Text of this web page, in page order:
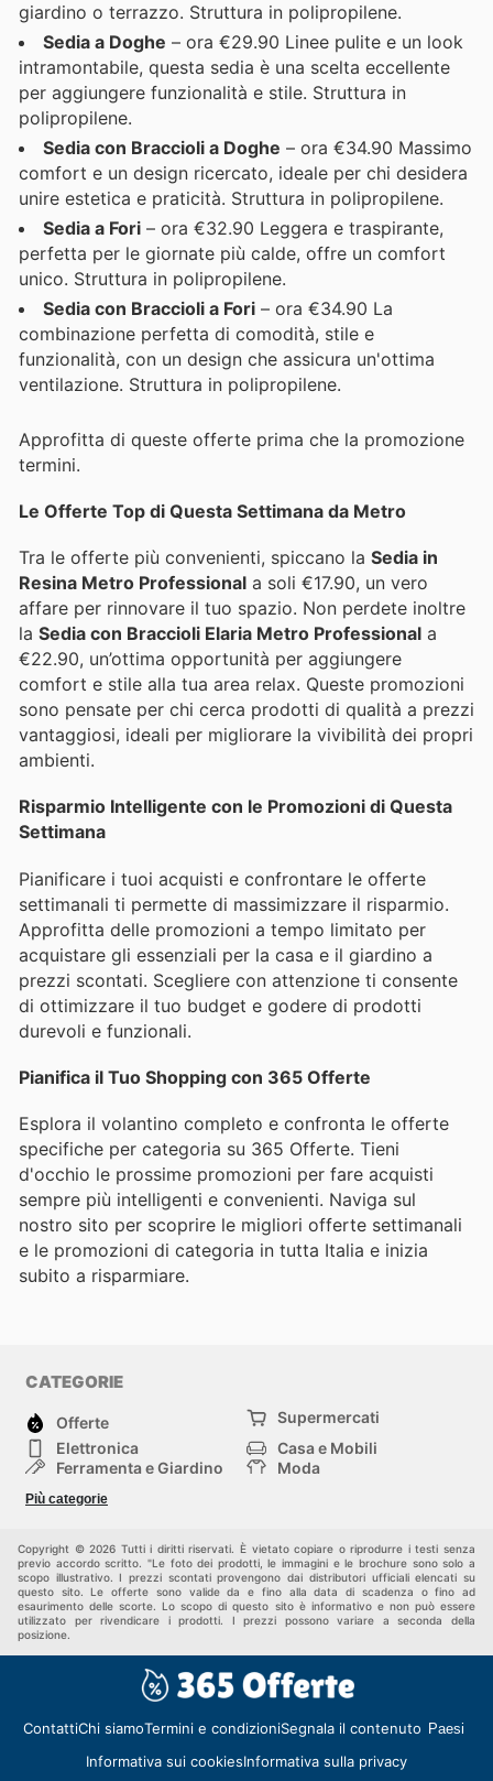
giardino o terrazzo. Struttura in polipropilene.
Sedia a Doghe – ora €29.90 Linee pulite e un look
intramontabile, questa sedia è una scelta eccellente
per aggiungere funzionalità e stile. Struttura in
polipropilene.
Sedia con Braccioli a Doghe – ora €34.90 Massimo
comfort e un design ricercato, ideale per chi desidera
unire estetica e praticità. Struttura in polipropilene.
Sedia a Fori – ora €32.90 Leggera e traspirante,
perfetta per le giornate più calde, offre un comfort
unico. Struttura in polipropilene.
Sedia con Braccioli a Fori – ora €34.90 La
combinazione perfetta di comodità, stile e
funzionalità, con un design che assicura un'ottima
ventilazione. Struttura in polipropilene.
Approfitta di queste offerte prima che la promozione
termini.
Le Offerte Top di Questa Settimana da Metro
Tra le offerte più convenienti, spiccano la Sedia in
Resina Metro Professional a soli €17.90, un vero
affare per rinnovare il tuo spazio. Non perdete inoltre
la Sedia con Braccioli Elaria Metro Professional a
€22.90, un’ottima opportunità per aggiungere
comfort e stile alla tua area relax. Queste promozioni
sono pensate per chi cerca prodotti di qualità a prezzi
vantaggiosi, ideali per migliorare la vivibilità dei propri
ambienti.
Risparmio Intelligente con le Promozioni di Questa
Settimana
Pianificare i tuoi acquisti e confrontare le offerte
settimanali ti permette di massimizzare il risparmio.
Approfitta delle promozioni a tempo limitato per
acquistare gli essenziali per la casa e il giardino a
prezzi scontati. Scegliere con attenzione ti consente
di ottimizzare il tuo budget e godere di prodotti
durevoli e funzionali.
Pianifica il Tuo Shopping con 365 Offerte
Esplora il volantino completo e confronta le offerte
specifiche per categoria su 365 Offerte. Tieni
d'occhio le prossime promozioni per fare acquisti
sempre più intelligenti e convenienti. Naviga sul
nostro sito per scoprire le migliori offerte settimanali
e le promozioni di categoria in tutta Italia e inizia
subito a risparmiare.
CATEGORIE
Offerte
Supermercati
Elettronica
Casa e Mobili
Ferramenta e Giardino
Moda
Bambini e Neonati
Più categorie
Copyright © 2026 Tutti i diritti riservati. È vietato copiare o riprodurre i testi senza
previo accordo scritto. "Le foto dei prodotti, le immagini e le brochure sono solo a
scopo illustrativo. I prezzi scontati provengono dai distributori ufficiali elencati su
questo sito. Le offerte sono valide da e fino alla data di scadenza o fino ad
esaurimento delle scorte. Lo scopo di questo sito è informativo e non può essere
utilizzato per rivendicare i prodotti. I prezzi possono variare a seconda della
posizione.
ContattiChi siamoTermini e condizioniSegnala il contenuto Paesi
Informativa sui cookiesInformativa sulla privacy